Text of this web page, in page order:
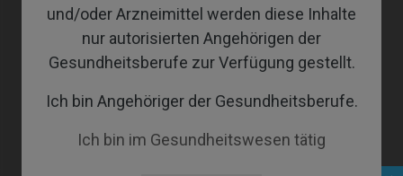
und/oder Arzneimittel werden diese Inhalte
nur autorisierten Angehörigen der
Gesundheitsberufe zur Verfügung gestellt.
Ich bin Angehöriger der Gesundheitsberufe.
Ich bin im Gesundheitswesen tätig